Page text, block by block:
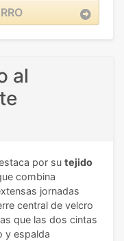
al
por su tejido
combina
jornadas
central de velcro
que las dos cintas
y espalda